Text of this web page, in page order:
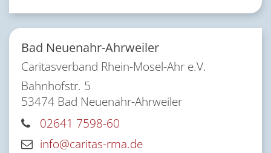
Bad Neuenahr-Ahrweiler
Caritasverband Rhein-Mosel-Ahr e.V.
Bahnhofstr. 5
53474 Bad Neuenahr-Ahrweiler
02641 7598-60
info@caritas-rma.de